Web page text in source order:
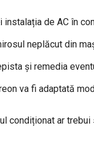
instalația de AC în
neplăcut din
și remedia
va fi adaptată
condiționat ar